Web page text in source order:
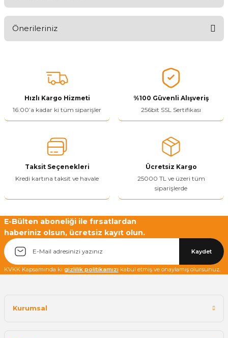
Önerileriniz
tarafımıza iletebilirsiniz.
Görüş ve önerileriniz için teşekkür ederiz.
Ürün resmi kalitesiz, bozuk veya görüntülenemiyor.
Ürün bilgilerinde hatalar bulunuyor.
Ürün fiyatı diğer sitelerden daha pahalı.
Bu ürüne benzer farklı alternatifler olmalı.
Yetkiliye Gönder
Hızlı Kargo Hizmeti
16:00’a kadar ki tüm siparişler
%100 Güvenli Alışveriş
256bit SSL Sertifikası
Taksit Seçenekleri
Kredi kartına taksit ve havale
Ücretsiz Kargo
25000 TL ve üzeri tüm
siparişlerde
E-Bülten aboneliği ile fırsatlardan
haberiniz olsun, ücretsiz kayıt olun.
Kaydet
KVKK Kapsamında ki gizlilik politikamızı kabul etmiş ve onaylamış olursunuz.
Kurumsal